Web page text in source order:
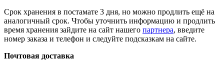
Срок хранения в постамате 3 дня, но можно продлить ещё на
аналогичный срок. Чтобы уточнить информацию и продлить
время хранения зайдите на сайт нашего партнера, введите
номер заказа и телефон и следуйте подсказкам на сайте.
Почтовая доставка